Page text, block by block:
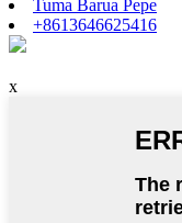
Tuma Barua Pepe
+8613646625416
x